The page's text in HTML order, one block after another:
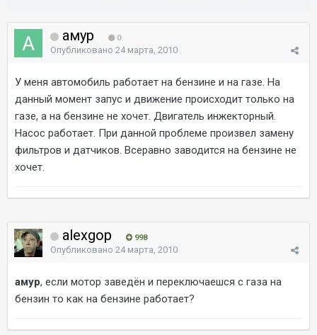
амур 0
Опубликовано 24 марта, 2010
У меня автомобиль работает на бензине и на газе. На
данный момент запус и движение происходит только на
газе, а на бензине не хочет. Двигатель инжекторный.
Насос работает. При данной проблеме произвел замену
фильтров и датчиков. Всеравно заводится на бензине не
хочет.
alexgop 998
Опубликовано 24 марта, 2010
амур, если мотор заведён и переключаешся с газа на
бензин то как на бензине работает?